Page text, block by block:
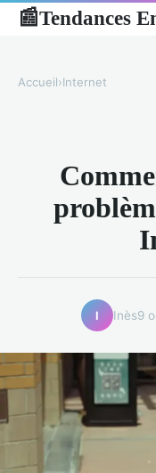
📰Tendances
Accueil›Internet
I Inès9